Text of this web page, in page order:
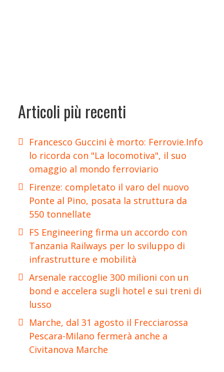
Articoli più recenti
Francesco Guccini è morto: Ferrovie.Info
lo ricorda con "La locomotiva", il suo
omaggio al mondo ferroviario
Firenze: completato il varo del nuovo
Ponte al Pino, posata la struttura da
550 tonnellate
FS Engineering firma un accordo con
Tanzania Railways per lo sviluppo di
infrastrutture e mobilità
Arsenale raccoglie 300 milioni con un
bond e accelera sugli hotel e sui treni di
lusso
Marche, dal 31 agosto il Frecciarossa
Pescara-Milano fermerà anche a
Civitanova Marche